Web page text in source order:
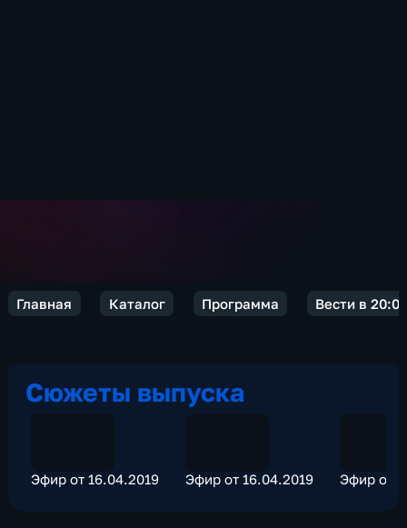
Главная Каталог Программа Вести в 20:00
Сюжеты выпуска
Эфир от 16.04.2019 Эфир от 16.04.2019 Эфир от